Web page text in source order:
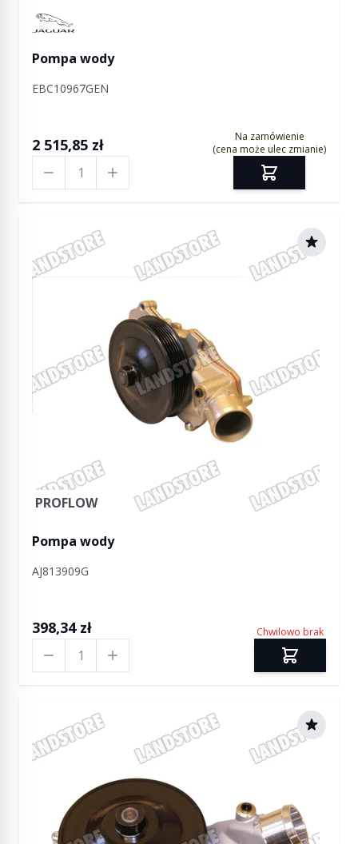
Manufactured by Jaguar
Pompa wody
EBC10967GEN
2 515,85 zł
Na zamówienie
(cena może ulec zmianie)
PROFLOW
Pompa wody
AJ813909G
398,34 zł Chwilowo brak